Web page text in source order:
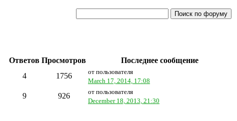
Ответов Просмотров
Последнее сообщение
4 1756
от пользователя
March 17, 2014, 17:08
9 926
от пользователя
December 18, 2013, 21:30